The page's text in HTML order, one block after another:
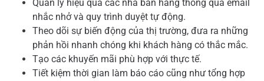
Quản lý hiệu quả các nhà bán hàng thông qua email
nhắc nhở và quy trình duyệt tự động.
Theo dõi sự biến động của thị trường, đưa ra những
phản hồi nhanh chóng khi khách hàng có thắc mắc.
Tạo các khuyến mãi phù hợp với thực tế.
Tiết kiệm thời gian làm báo cáo cũng như tổng hợp